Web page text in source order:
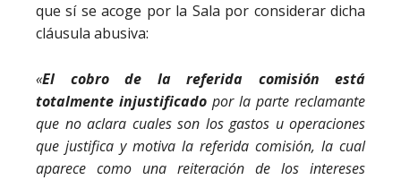
que sí se acoge por la Sala por considerar dicha
cláusula abusiva:
«El cobro de la referida comisión está
totalmente injustificado por la parte reclamante
que no aclara cuales son los gastos u operaciones
que justifica y motiva la referida comisión, la cual
aparece como una reiteración de los intereses